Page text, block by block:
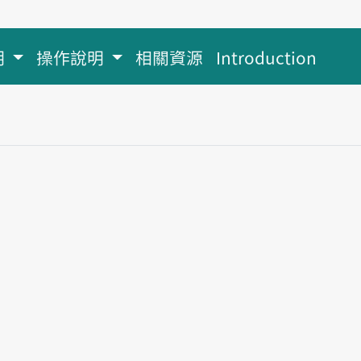
操作說明 相關資源 Introduction